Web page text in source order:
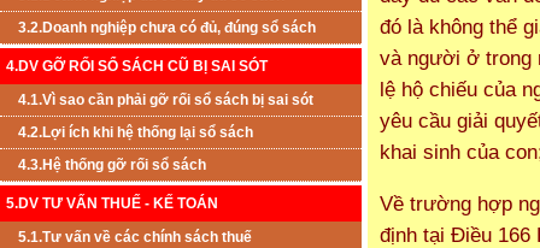
3.2.Doanh nghiệp chưa có đủ, đúng sổ sách
4.DV GỠ RỐI SỔ SÁCH CŨ BỊ SAI SÓT
4.1.Vì sao cần phải gỡ rối sổ sách bị sai sót
4.2.Lợi ích khi hệ thống lại sổ sách
4.3.Hệ thống gỡ rối sổ sách
5.DV TƯ VẤN THUẾ - KẾ TOÁN
5.1.Tư vấn về các chính sách thuế
đó là không thể
và người ở trong
lệ hộ chiếu của
yêu cầu giải
khai sinh của
Về trường hợp
định tại Điều